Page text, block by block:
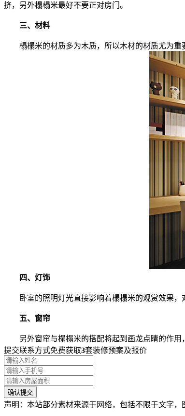
挤，另外榻榻米最好不要正对房门。
三、材料
榻榻米的材质多为木质，所以木材的材质尤为重
四、灯饰
卧室的照明灯光直接影响着榻榻米的观赏效果，
五、窗帘
另外窗帘与榻榻米的搭配将起到画龙点睛的作用
提交联系方式免费获取3套装修预案及报价
声明：本站部分素材来源于网络，包括不限于文字